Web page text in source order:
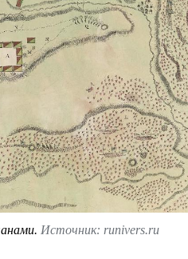
Источник: runivers.ru